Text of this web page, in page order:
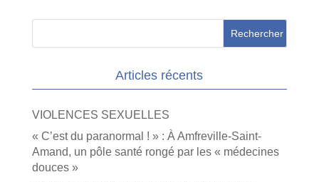
Articles récents
VIOLENCES SEXUELLES
« C’est du paranormal ! » : À Amfreville-Saint-
Amand, un pôle santé rongé par les « médecines
douces »